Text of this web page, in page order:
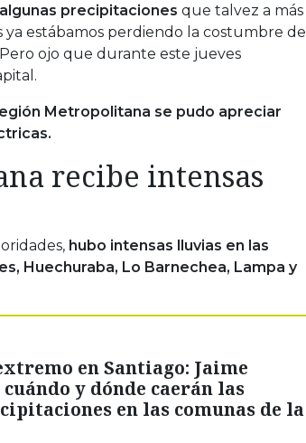
precipitaciones que talvez a más
estábamos perdiendo la costumbre de
ojo que durante este jueves
Metropolitana se pudo apreciar
recibe intensas
hubo intensas lluvias en las
Huechuraba, Lo Barnechea, Lampa y
en Santiago: Jaime
y dónde caerán las
en las comunas de la